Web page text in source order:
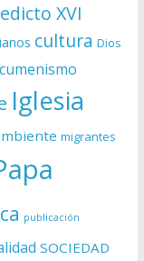
XVI
cultura Dios
Iglesia
migrantes
publicación
SOCIEDAD